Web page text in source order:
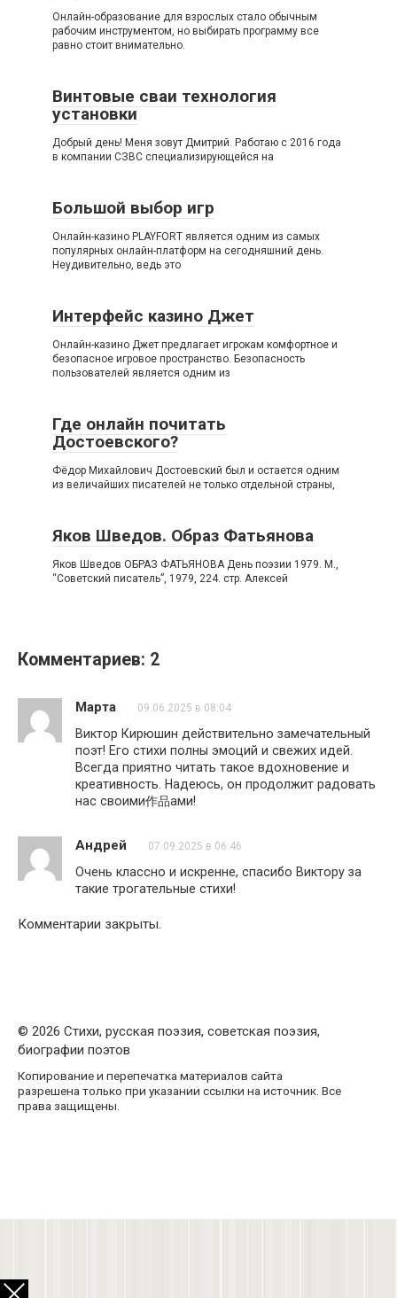
Онлайн-образование для взрослых стало обычным
рабочим инструментом, но выбирать программу все
равно стоит внимательно.
Винтовые сваи технология
установки
Добрый день! Меня зовут Дмитрий. Работаю с 2016 года
в компании СЗВС специализирующейся на
Большой выбор игр
Онлайн-казино PLAYFORT является одним из самых
популярных онлайн-платформ на сегодняшний день.
Неудивительно, ведь это
Интерфейс казино Джет
Онлайн-казино Джет предлагает игрокам комфортное и
безопасное игровое пространство. Безопасность
пользователей является одним из
Где онлайн почитать
Достоевского?
Фёдор Михайлович Достоевский был и остается одним
из величайших писателей не только отдельной страны,
Яков Шведов. Образ Фатьянова
Яков Шведов ОБРАЗ ФАТЬЯНОВА День поэзии 1979. М.,
“Советский писатель”, 1979, 224. стр. Алексей
Комментариев: 2
Марта 09.06.2025 в 08:04
Виктор Кирюшин действительно замечательный
поэт! Его стихи полны эмоций и свежих идей.
Всегда приятно читать такое вдохновение и
креативность. Надеюсь, он продолжит радовать
нас своими作品ами!
Андрей 07.09.2025 в 06:46
Очень классно и искренне, спасибо Виктору за
такие трогательные стихи!
Комментарии закрыты.
© 2026 Стихи, русская поэзия, советская поэзия,
биографии поэтов
Копирование и перепечатка материалов сайта
разрешена только при указании ссылки на источник. Все
права защищены.